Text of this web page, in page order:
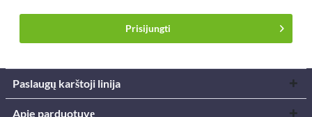
Prisijungti
Paslaugų karštoji linija
Apie parduotuvę